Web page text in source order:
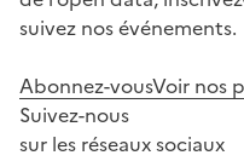
suivez nos événements.
Abonnez-vousVoir nos
Suivez-nous
sur les réseaux sociaux